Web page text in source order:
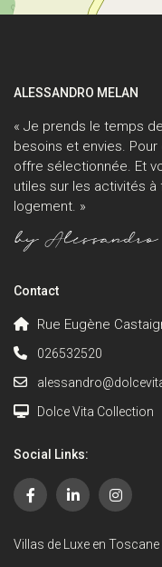
ALESSANDRO MELAN
« Je prends le temps
besoins et envies.
offre sélectionnée. Et
utiles sur les activités
logement. »
Contact
Rue Eugène
026532520
Dolce Vita Collection
Social Links:
Villas de Luxe en Toscane